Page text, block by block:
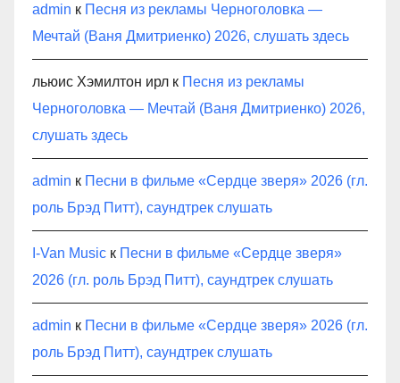
admin к Песня из рекламы Черноголовка —
Мечтай (Ваня Дмитриенко) 2026, слушать здесь
льюис Хэмилтон ирл к Песня из рекламы
Черноголовка — Мечтай (Ваня Дмитриенко) 2026,
слушать здесь
admin к Песни в фильме «Сердце зверя» 2026 (гл.
роль Брэд Питт), саундтрек слушать
I-Van Music к Песни в фильме «Сердце зверя»
2026 (гл. роль Брэд Питт), саундтрек слушать
admin к Песни в фильме «Сердце зверя» 2026 (гл.
роль Брэд Питт), саундтрек слушать